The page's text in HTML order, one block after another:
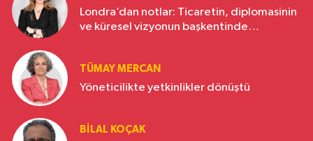
Londra’dan notlar: Ticaretin, diplomasinin
ve küresel vizyonun başkentinde
TÜMAY MERCAN
Yöneticilikte yetkinlikler dönüştü
BILAL KOÇAK